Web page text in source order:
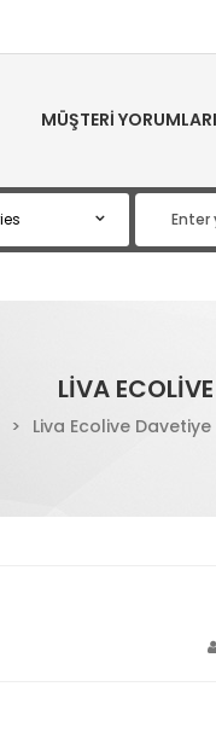
MÜŞTERI YORUMLARI
LIVA
> Liva Ecolive Davetiye